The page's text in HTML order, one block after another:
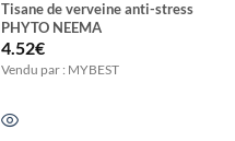
Tisane de verveine anti-stress
PHYTO NEEMA
4.52€
Vendu par : MYBEST